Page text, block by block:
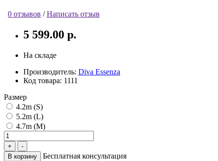
0 отзывов /Написать отзыв
5 599.00 р.
На складе
Производитель: Diva Essenza
Код товара: 1111
Размер
4.2m (S)
5.2m (L)
4.7m (M)
В корзину Бесплатная консультация